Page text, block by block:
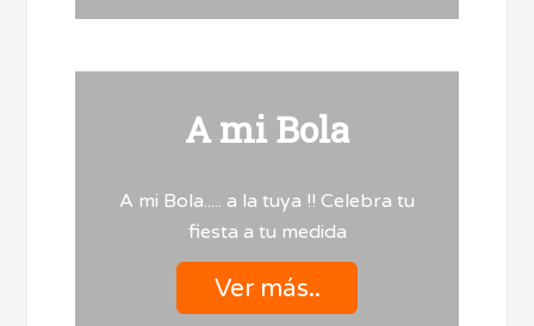
A mi Bola
A mi Bola..... a la tuya !! Celebra tu
fiesta a tu medida
Ver más..